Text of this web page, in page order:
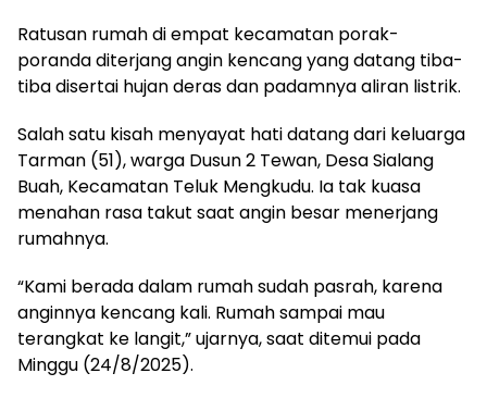
Ratusan rumah di empat kecamatan porak-
poranda diterjang angin kencang yang datang tiba-
tiba disertai hujan deras dan padamnya aliran listrik.
Salah satu kisah menyayat hati datang dari keluarga
Tarman (51), warga Dusun 2 Tewan, Desa Sialang
Buah, Kecamatan Teluk Mengkudu. Ia tak kuasa
menahan rasa takut saat angin besar menerjang
rumahnya.
“Kami berada dalam rumah sudah pasrah, karena
anginnya kencang kali. Rumah sampai mau
terangkat ke langit,” ujarnya, saat ditemui pada
Minggu (24/8/2025).